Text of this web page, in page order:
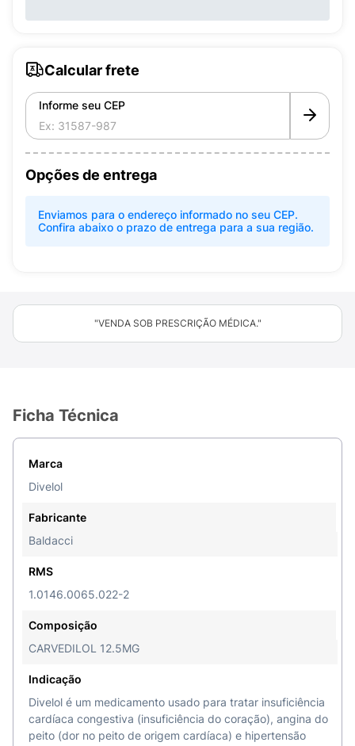
Calcular frete
Informe seu CEP
Opções de entrega
Enviamos para o endereço informado no seu CEP.
Confira abaixo o prazo de entrega para a sua região.
"VENDA SOB PRESCRIÇÃO MÉDICA."
Ficha Técnica
Marca
Divelol
Fabricante
Baldacci
RMS
1.0146.0065.022-2
Composição
CARVEDILOL 12.5MG
Indicação
Divelol é um medicamento usado para tratar insuficiência
cardíaca congestiva (insuficiência do coração), angina do
peito (dor no peito de origem cardíaca) e hipertensão